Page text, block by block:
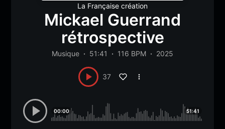
La Française création
Mickael Guerrand
rétrospective
Musique 51:41 116 BPM 2025
37
00:00 51:41